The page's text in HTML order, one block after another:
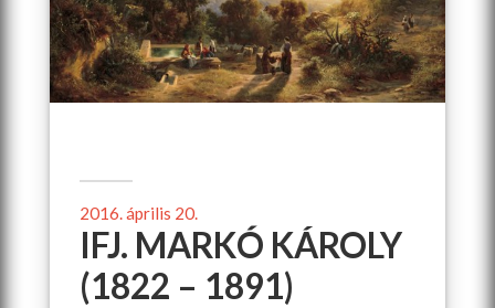
2016. április 20.
IFJ. MARKÓ KÁROLY
(1822 – 1891)